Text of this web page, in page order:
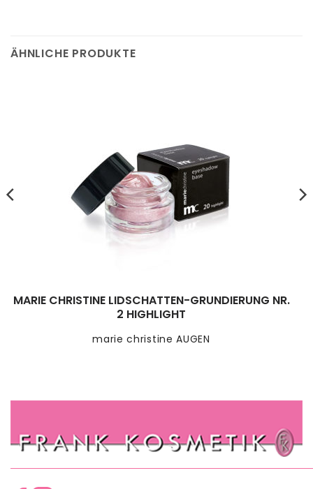
ÄHNLICHE PRODUKTE
marie christine AUGEN
MARIE CHRISTINE LIDSCHATTEN-GRUNDIERUNG NR.
2 HIGHLIGHT